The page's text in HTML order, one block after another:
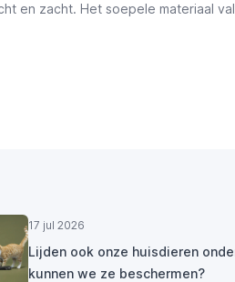
en zacht. Het soepele materiaal
17 jul 2026
Lijden ook onze huisdieren
kunnen we ze beschermen?